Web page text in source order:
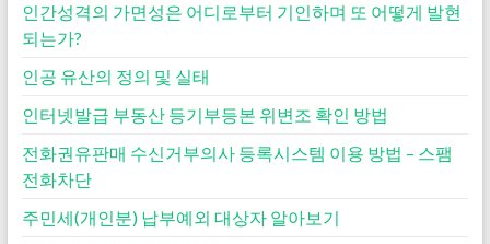
인간성격의 가면성은 어디로부터 기인하며 또 어떻게 발현
되는가?
인공 유산의 정의 및 실태
인터넷발급 부동산 등기부등본 위변조 확인 방법
전화권유판매 수신거부의사 등록시스템 이용 방법 – 스팸
전화차단
주민세(개인분) 납부예외 대상자 알아보기